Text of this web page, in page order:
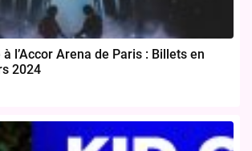
l’Accor Arena de Paris : Billets en
2024